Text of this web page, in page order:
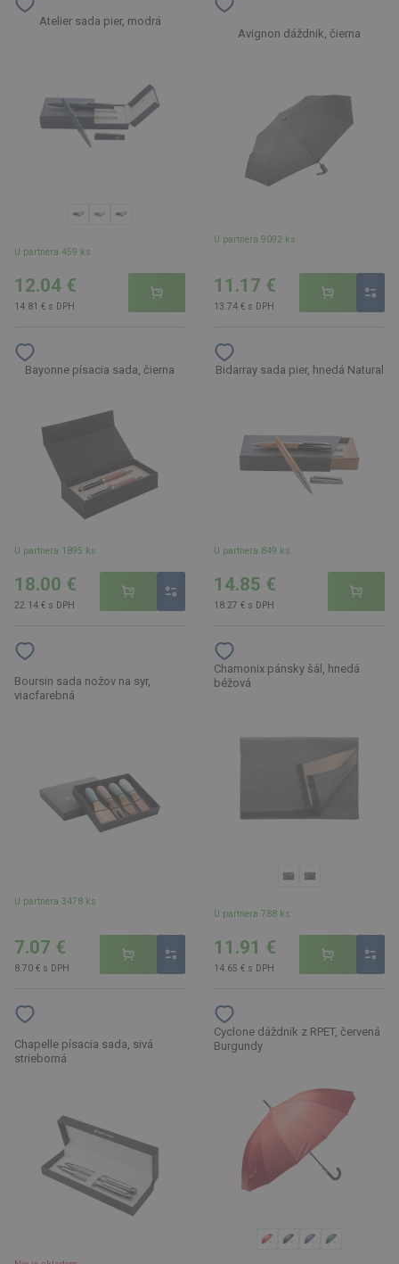
Atelier sada pier, modrá
U partnera 459 ks
12.04 €
14.81 € s DPH
Avignon dáždnik, čierna
U partnera 9092 ks
11.17 €
13.74 € s DPH
Bayonne písacia sada, čierna
U partnera 1895 ks
18.00 €
22.14 € s DPH
Bidarray sada pier, hnedá Natural
U partnera 849 ks
14.85 €
18.27 € s DPH
Boursin sada nožov na syr,
viacfarebná
U partnera 3478 ks
7.07 €
8.70 € s DPH
Chamonix pánsky šál, hnedá
béžová
U partnera 788 ks
11.91 €
14.65 € s DPH
Chapelle písacia sada, sivá
strieborná
Cyclone dáždnik z RPET, červená
Burgundy